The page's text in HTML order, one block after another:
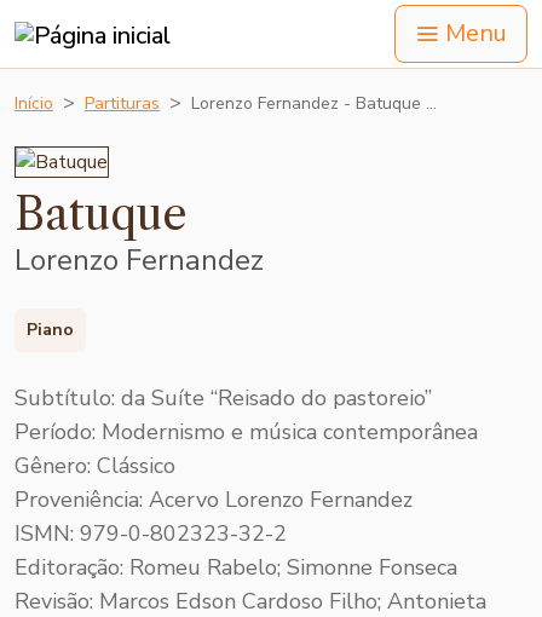
Menu
Início Partituras Lorenzo Fernandez - Batuque …
Batuque
Lorenzo Fernandez
Piano
Subtítulo: da Suíte “Reisado do pastoreio”
Período: Modernismo e música contemporânea
Gênero: Clássico
Proveniência: Acervo Lorenzo Fernandez
ISMN: 979-0-802323-32-2
Editoração: Romeu Rabelo; Simonne Fonseca
Revisão: Marcos Edson Cardoso Filho; Antonieta